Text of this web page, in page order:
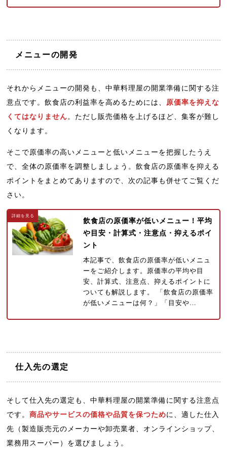
メニューの開発
それからメニューの開発も、中華料理屋の開業準備に関する注
意点です。飲食店の利益率を高めるためには、 原価率を抑えな
くてはなりません。ただし販売価格を上げるほど、集客が難し
くなります。
そこで原価率の高いメニューと低いメニューを把握したうえ
で、全体の原価率を調整しましょう。飲食店の原価率を抑える
ポイントをまとめてありますので、次の記事も併せてご覧くだ
さい。
飲食店の原価率が低いメニュー！平均
や目安・計算式・注意点・抑えるポイ
ント
本記事で、飲食店の原価率が低いメニュ
ーをご紹介します。原価率の平均や目
安、計算式、注意点、抑えるポイントに
ついても解説します。 「飲食店の原価率
が低いメニューは何？」「目安や…
仕入先の選定
そして仕入先の選定も、中華料理屋の開業準備に関する注意点
です。商品やサービスの価格や品質を保つために、適した仕入
先（製造販売元のメーカーや卸売業者、オンラインショップ、
業務用スーパー）を選びましょう。